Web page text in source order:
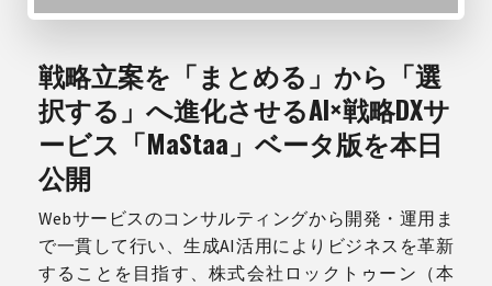
戦略立案を「まとめる」から「選
択する」へ進化させるAI×戦略DXサ
ービス「MaStaa」ベータ版を本日
公開
Webサービスのコンサルティングから開発・運用ま
で一貫して行い、生成AI活用によりビジネスを革新
することを目指す、株式会社ロックトゥーン（本